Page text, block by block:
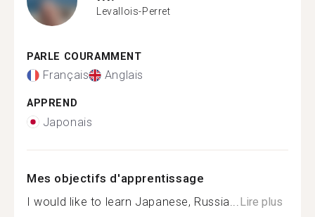
Levallois-Perret
PARLE COURAMMENT
Français Anglais
APPREND
Japonais
Mes objectifs d'apprentissage
I would like to learn Japanese, Russia... Lire plus